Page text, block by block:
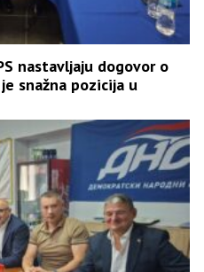
nastavljaju dogovor o
snažna pozicija u